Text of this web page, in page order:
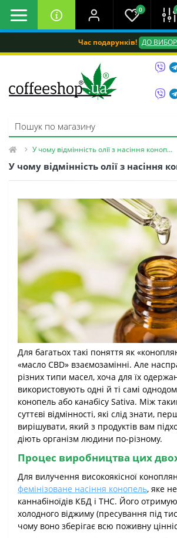
Час подарунків! ДО
0
У чому відмінність олії з насіння коноплі та олії CBD
У чому відмінність олії з насіння
Для багатьох такі поняття як
«масло CBD» взаємозамінні. Але
різних типи масел, хоча для їх
використовують одні й ті самі
конопель або канабісу Sativa. Між
суттєві відмінності, які слід знати,
вирішувати, який з продуктів вам
діють організм людини по-різному.
Процес виробництва цих
Для вилучення високоякісної
фемінізоване насіння конопель, яке
каннабіноїдів КБД і THC. Його
холодного віджиму (пресування під
чому воно зберігає всю поживну